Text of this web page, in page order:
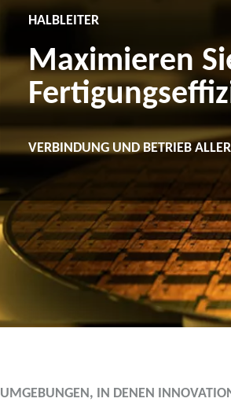
HALBLEITER
Maximieren
VERBINDUNG UND BETRIEB
UMGEBUNGEN, IN DENEN